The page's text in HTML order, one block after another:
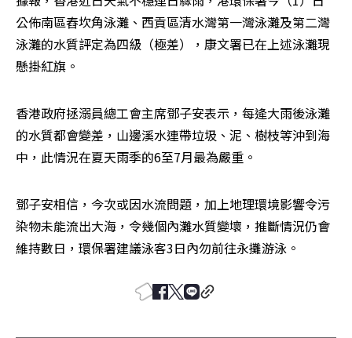
公佈南區舂坎角泳灘、西貢區清水灣第一灣泳灘及第二灣
泳灘的水質評定為四級（極差），康文署已在上述泳灘現
懸掛紅旗。
香港政府拯溺員總工會主席鄧子安表示，每逄大雨後泳灘
的水質都會變差，山邊溪水連帶垃圾、泥、樹枝等沖到海
中，此情況在夏天雨季的6至7月最為嚴重。
鄧子安相信，今次或因水流問題，加上地理環境影響令污
染物未能流出大海，令幾個內灘水質變壞，推斷情況仍會
維持數日，環保署建議泳客3日內勿前往永攤游泳。